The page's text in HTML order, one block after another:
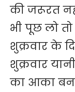
की जरूरत
भी पूछ लो
शुक्रवार के
शुक्रवार
का आका